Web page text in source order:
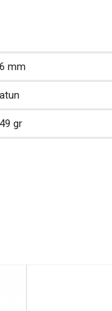
mm
gr